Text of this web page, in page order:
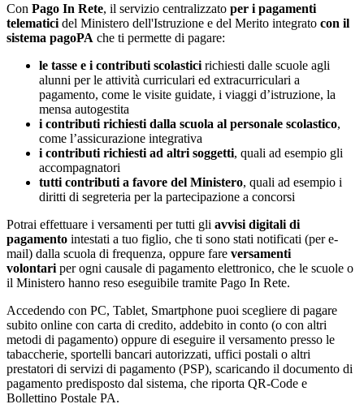
Con Pago In Rete, il servizio centralizzato per i pagamenti
telematici del Ministero dell'Istruzione e del Merito integrato con il
sistema pagoPA che ti permette di pagare:
le tasse e i contributi scolastici richiesti dalle scuole agli
alunni per le attività curriculari ed extracurriculari a
pagamento, come le visite guidate, i viaggi d’istruzione, la
mensa autogestita
i contributi richiesti dalla scuola al personale scolastico,
come l’assicurazione integrativa
i contributi richiesti ad altri soggetti, quali ad esempio gli
accompagnatori
tutti contributi a favore del Ministero, quali ad esempio i
diritti di segreteria per la partecipazione a concorsi
Potrai effettuare i versamenti per tutti gli avvisi digitali di
pagamento intestati a tuo figlio, che ti sono stati notificati (per e-
mail) dalla scuola di frequenza, oppure fare versamenti
volontari per ogni causale di pagamento elettronico, che le scuole o
il Ministero hanno reso eseguibile tramite Pago In Rete.
Accedendo con PC, Tablet, Smartphone puoi scegliere di pagare
subito online con carta di credito, addebito in conto (o con altri
metodi di pagamento) oppure di eseguire il versamento presso le
tabaccherie, sportelli bancari autorizzati, uffici postali o altri
prestatori di servizi di pagamento (PSP), scaricando il documento di
pagamento predisposto dal sistema, che riporta QR-Code e
Bollettino Postale PA.